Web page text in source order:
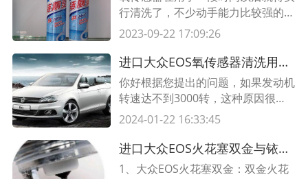
塞组件磨损、活塞封头螺栓松动、活
塞组件磨损等原因导致的。检查发现
有缸体烧孔，可能是由于发动机温度
过高，缸体过热，
行清洗了，不少动手能力比较强的汽
车车主会自己维护。网传洁厕灵能清
氧传感器吗？下面就来为小伙伴们解
答这一问題！ 洁厕灵能清洗氧传感
器吗 有一定效果。洁厕灵是一种酸
性溶液，具有一定的腐蚀性，准确使
用可以除去氧传感器。但是需要分状
2023-09-22 17:09:26
进口大众EOS氧传感器清洗用化清吗?清洗完氧传感器排气管出水
你好根据您提出的问题，如果发动机
转速达不到3000转，这种原因很多
比如三元催化堵塞造成发动机排气不
或者是油门踏板电阻传感器损坏。
氧传感器样清洗啊 等等很多原因都
2024-01-22 16:33:45
进口大众EOS火花塞双金与铱金区别,火花塞双铱金省油率达多少
1、大众EOS火花塞双金：双金火花